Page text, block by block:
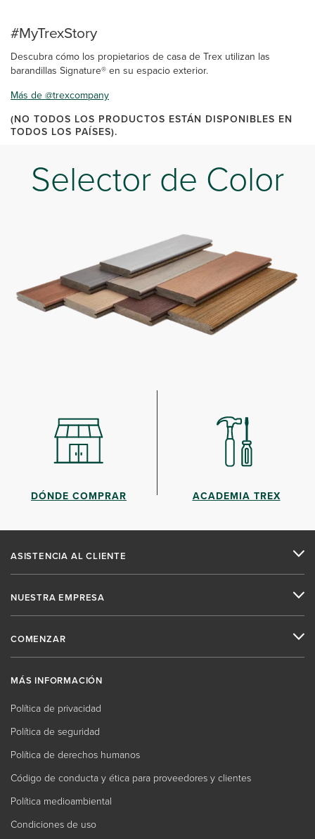
#MyTrexStory
Descubra cómo los propietarios de casa de Trex utilizan las
barandillas Signature® en su espacio exterior.
Más de @trexcompany
(NO TODOS LOS PRODUCTOS ESTÁN DISPONIBLES EN
TODOS LOS PAÍSES).
Selector de Color
DÓNDE COMPRAR ACADEMIA TREX
ASISTENCIA AL CLIENTE
NUESTRA EMPRESA
COMENZAR
MÁS INFORMACIÓN
Política de privacidad
Política de seguridad
Política de derechos humanos
Código de conducta y ética para proveedores y clientes
Política medioambiental
Condiciones de uso